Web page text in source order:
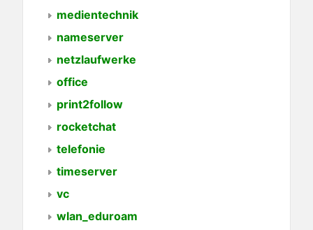
medientechnik
nameserver
netzlaufwerke
office
print2follow
rocketchat
telefonie
timeserver
vc
wlan_eduroam